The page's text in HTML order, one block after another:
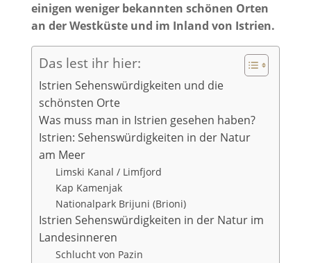
einigen weniger bekannten schönen Orten
an der Westküste und im Inland von Istrien.
Das lest ihr hier:
Istrien Sehenswürdigkeiten und die
schönsten Orte
Was muss man in Istrien gesehen haben?
Istrien: Sehenswürdigkeiten in der Natur
am Meer
Limski Kanal / Limfjord
Kap Kamenjak
Nationalpark Brijuni (Brioni)
Istrien Sehenswürdigkeiten in der Natur im
Landesinneren
Schlucht von Pazin